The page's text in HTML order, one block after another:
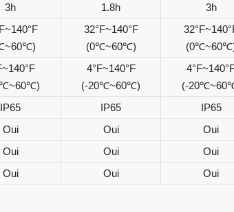
3h 1.8h 3h
32°F~140°F
(0℃~60℃)
4°F~140°F
(-20℃~60℃)
(-
IP65 IP65 IP65
Oui Oui Oui
Oui Oui Oui
Oui Oui Oui